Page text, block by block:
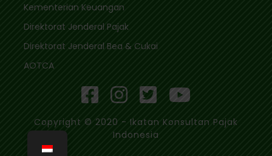
Kementerian Keuangan
Direktorat Jenderal Pajak
Direktorat Jenderal Bea & Cukai
AOTCA
Copyright © 2020 - Ikatan Konsultan Pajak
Indonesia